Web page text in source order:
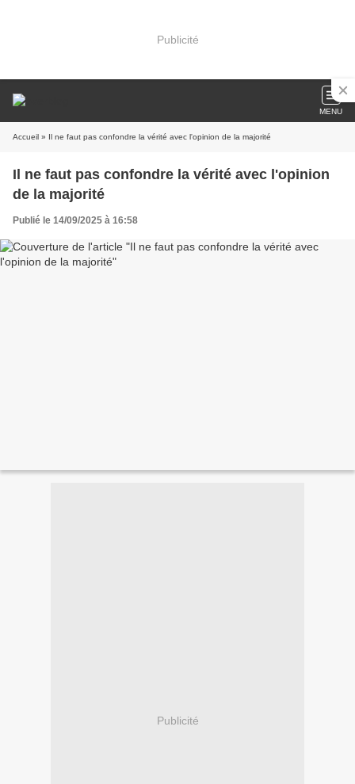
Publicité
MENU
Accueil » Il ne faut pas confondre la vérité avec l'opinion de la majorité
Il ne faut pas confondre la vérité avec l'opinion
de la majorité
Publié le 14/09/2025 à 16:58
Publicité